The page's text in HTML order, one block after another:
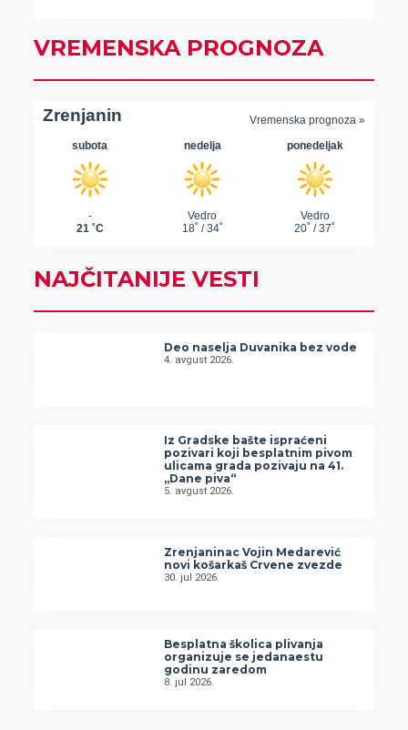
VREMENSKA PROGNOZA
NAJČITANIJE VESTI
Deo naselja Duvanika bez vode
4. avgust 2026.
Iz Gradske bašte ispraćeni
pozivari koji besplatnim pivom
ulicama grada pozivaju na 41.
„Dane piva“
5. avgust 2026.
Zrenjaninac Vojin Medarević
novi košarkaš Crvene zvezde
30. jul 2026.
Besplatna školica plivanja
organizuje se jedanaestu
godinu zaredom
8. jul 2026.